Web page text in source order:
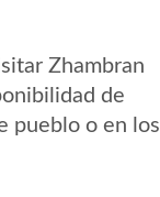
Zhambran
de
pueblo o en los